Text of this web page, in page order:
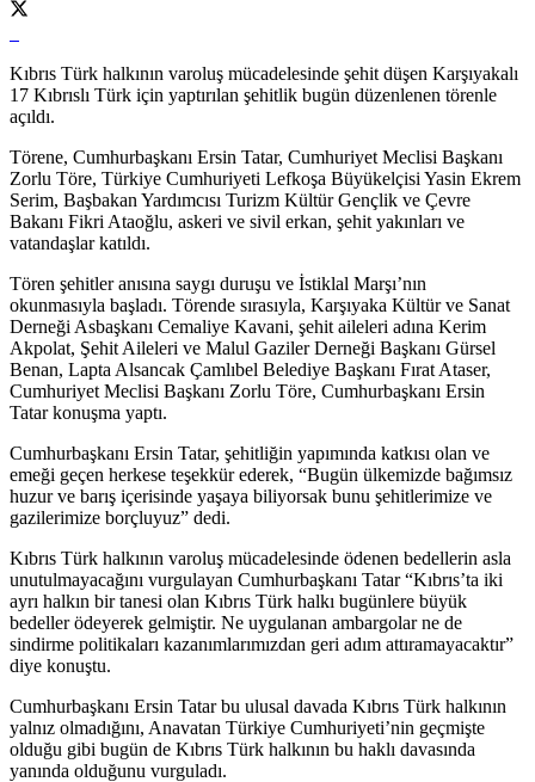
Kıbrıs Türk halkının varoluş mücadelesinde şehit düşen Karşıyakalı
17 Kıbrıslı Türk için yaptırılan şehitlik bugün düzenlenen törenle
açıldı.
Törene, Cumhurbaşkanı Ersin Tatar, Cumhuriyet Meclisi Başkanı
Zorlu Töre, Türkiye Cumhuriyeti Lefkoşa Büyükelçisi Yasin Ekrem
Serim, Başbakan Yardımcısı Turizm Kültür Gençlik ve Çevre
Bakanı Fikri Ataoğlu, askeri ve sivil erkan, şehit yakınları ve
vatandaşlar katıldı.
Tören şehitler anısına saygı duruşu ve İstiklal Marşı’nın
okunmasıyla başladı. Törende sırasıyla, Karşıyaka Kültür ve Sanat
Derneği Asbaşkanı Cemaliye Kavani, şehit aileleri adına Kerim
Akpolat, Şehit Aileleri ve Malul Gaziler Derneği Başkanı Gürsel
Benan, Lapta Alsancak Çamlıbel Belediye Başkanı Fırat Ataser,
Cumhuriyet Meclisi Başkanı Zorlu Töre, Cumhurbaşkanı Ersin
Tatar konuşma yaptı.
Cumhurbaşkanı Ersin Tatar, şehitliğin yapımında katkısı olan ve
emeği geçen herkese teşekkür ederek, “Bugün ülkemizde bağımsız
huzur ve barış içerisinde yaşaya biliyorsak bunu şehitlerimize ve
gazilerimize borçluyuz” dedi.
Kıbrıs Türk halkının varoluş mücadelesinde ödenen bedellerin asla
unutulmayacağını vurgulayan Cumhurbaşkanı Tatar “Kıbrıs’ta iki
ayrı halkın bir tanesi olan Kıbrıs Türk halkı bugünlere büyük
bedeller ödeyerek gelmiştir. Ne uygulanan ambargolar ne de
sindirme politikaları kazanımlarımızdan geri adım attıramayacaktır”
diye konuştu.
Cumhurbaşkanı Ersin Tatar bu ulusal davada Kıbrıs Türk halkının
yalnız olmadığını, Anavatan Türkiye Cumhuriyeti’nin geçmişte
olduğu gibi bugün de Kıbrıs Türk halkının bu haklı davasında
yanında olduğunu vurguladı.